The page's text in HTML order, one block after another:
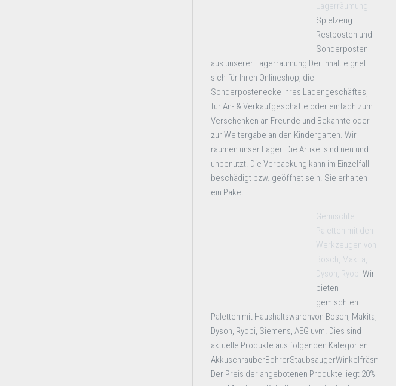
Lagerräumung
Spielzeug
Restposten und
Sonderposten
aus unserer Lagerräumung Der Inhalt eignet
sich für Ihren Onlineshop, die
Sonderpostenecke Ihres Ladengeschäftes,
für An- & Verkaufgeschäfte oder einfach zum
Verschenken an Freunde und Bekannte oder
zur Weitergabe an den Kindergarten. Wir
räumen unser Lager. Die Artikel sind neu und
unbenutzt. Die Verpackung kann im Einzelfall
beschädigt bzw. geöffnet sein. Sie erhalten
ein Paket ...
Gemischte
Paletten mit den
Werkzeugen von
Bosch, Makita,
Dyson, Ryobi Wir
bieten
gemischten
Paletten mit Haushaltswarenvon Bosch, Makita,
Dyson, Ryobi, Siemens, AEG uvm. Dies sind
aktuelle Produkte aus folgenden Kategorien:
Der Preis der angebotenen Produkte liegt 20%